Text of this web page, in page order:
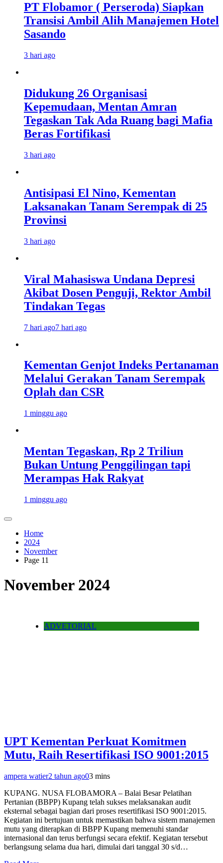
PT Flobamor ( Perseroda) Siapkan
Transisi Ambil Alih Manajemen Hotel
Sasando
3 hari ago
Didukung 26 Organisasi
Kepemudaan, Mentan Amran
Tegaskan Tak Ada Ruang bagi Mafia
Beras Fortifikasi
3 hari ago
Antisipasi El Nino, Kementan
Laksanakan Tanam Serempak di 25
Provinsi
3 hari ago
Viral Mahasiswa Undana Depresi
Akibat Dosen Penguji, Rektor Ambil
Tindakan Tegas
7 hari ago7 hari ago
Kementan Genjot Indeks Pertanaman
Melalui Gerakan Tanam Serempak
Oplah dan CSR
1 minggu ago
Mentan Tegaskan, Rp 2 Triliun
Bukan Untung Penggilingan tapi
Merampas Hak Rakyat
1 minggu ago
Home
2024
November
Page 11
November 2024
ADVETORIAL
UPT Kementan Perkuat Komitmen
Mutu, Raih Resertifikasi ISO 9001:2015
ampera watier2 tahun ago03 mins
KUPANG. NUSA FLOBAMORA – Balai Besar Pelatihan
Pertanian (BBPP) Kupang telah sukses melaksanakan audit
eksternal sebagai bagian dari proses resertifikasi ISO 9001:2015.
Kegiatan ini bertujuan untuk memastikan bahwa sistem manajemen
mutu yang diterapkan di BBPP Kupang memenuhi standar
internasional dan terus berfungsi secara efektif. Kegiatan tersebut
berlangsung selama dua hari, dimulai dari tanggal 30 s/d…